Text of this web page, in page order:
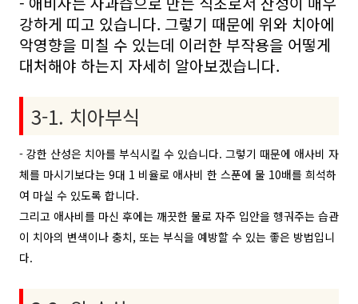
강하게 띠고 있습니다. 그렇기 때문에 위와 치아에
악영향을 미칠 수 있는데 이러한 부작용을 어떻게
대처해야 하는지 자세히 알아보겠습니다.
3-1. 치아부식
- 강한 산성은 치아를 부식시킬 수 있습니다. 그렇기 때문에 애사비 자
체를 마시기보다는 9대 1 비율로 애사비 한 스푼에 물 10배를 희석하
여 마실 수 있도록 합니다.
그리고 애사비를 마신 후에는 깨끗한 물로 자주 입안을 헹궈주는 습관
이 치아의 변색이나 충치, 또는 부식을 예방할 수 있는 좋은 방법입니
다.